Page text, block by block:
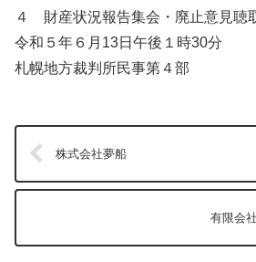
４ 財産状況報告集会・廃止意見聴
令和５年６月13日午後１時30分
札幌地方裁判所民事第４部
株式会社夢船
有限会